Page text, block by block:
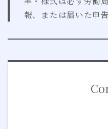
報、または届いた申